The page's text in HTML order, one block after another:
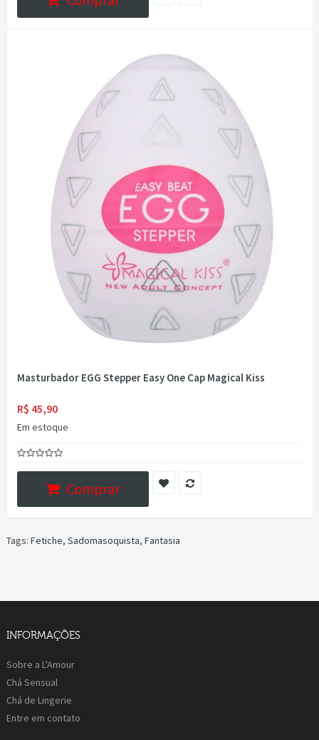
Masturbador EGG Stepper Easy One Cap Magical Kiss
R$ 45,90
Em estoque
Comprar
Tags: Fetiche, Sadomasoquista, Fantasia
INFORMAÇÕES
Sobre a L'Amour
Chá Sensual
Chá de Lingerie
Entre em contato